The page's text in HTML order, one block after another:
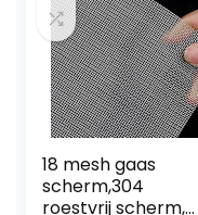
18 mesh gaas
scherm,304
roestvrij scherm,